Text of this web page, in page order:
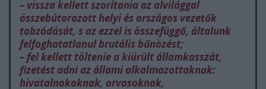
– vissza kellett szorítania az alvilággal
összebútorozott helyi és országos vezetők
tobzódását, s az ezzel is összefüggő, általunk
felfoghatatlanul brutális bűnözést;
– fel kellett töltenie a kiürült államkasszát,
fizetést adni az állami alkalmazottaknak:
hivatalnokoknak, orvosoknak,